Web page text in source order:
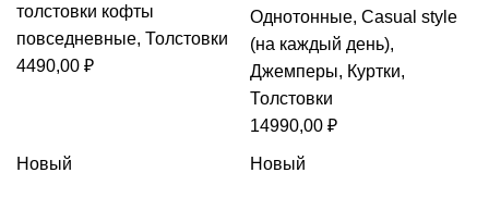
толстовки кофты
повседневные, Толстовки
4490,00 ₽
Однотонные, Casual style
(на каждый день),
Джемперы, Куртки,
Толстовки
14990,00 ₽
Новый Новый